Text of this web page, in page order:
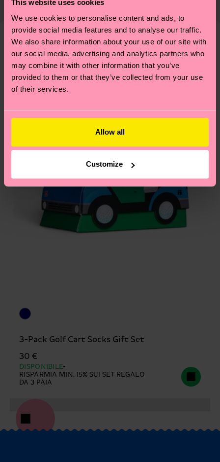
This website uses cookies
We use cookies to personalise content and ads, to
provide social media features and to analyse our traffic.
We also share information about your use of our site with
our social media, advertising and analytics partners who
may combine it with other information that you’ve
provided to them or that they’ve collected from your use
of their services.
Allow all
Customize
piccole-grandi scelte responsabili! Vuoi scoprire
tutti i nostri segreti (e qualche dritta utile)? Dai
un’occhiata alla nostra pagina sulla sostenibilità!
di spedizione è di 5-8 giorni lavorativi. Tieni
presente che si tratta solo di una stima: la
consegna effettiva dipende dai servizi postali
locali.
Hai domande sui resi? Visita la nostra pagina
per trovare le risposte alle domande più comuni.
Secondo noi, ti piacerà Pattern simili
Novità
3-Pack Golf Cart Socks Gift Set
30 €
DISPONIBILE
RISPARMIA MIN. 15% SUI SET REGALO
DA 3 PAIA